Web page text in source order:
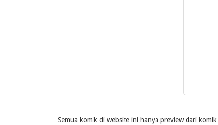
Semua komik di website ini hanya preview dari